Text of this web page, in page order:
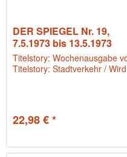
DER SPIEGEL Nr. 19,
7.5.1973 bis 13.5.1973
Titelstory: Wochenausgabe
Titelstory: Stadtverkehr /
22,98 € *